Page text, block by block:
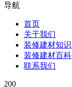
导航
首页
关于我们
装修建材知识
装修建材百科
联系我们
200